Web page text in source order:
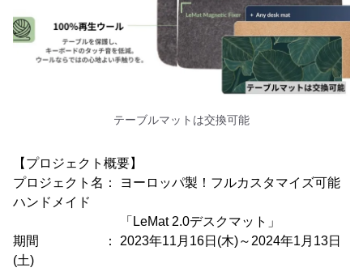
テーブルマットは交換可能
【プロジェクト概要】
プロジェクト名： ヨーロッパ製！フルカスタマイズ可能
ハンドメイド
「LeMat 2.0デスクマット」
期間 ： 2023年11月16日(木)～2024年1月13日
(土)